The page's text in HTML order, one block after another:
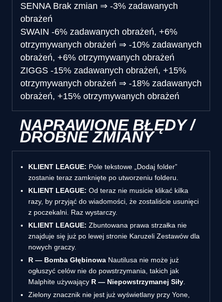
SENNA Brak zmian ⇒ -3% zadawanych
obrażeń
SWAIN -6% zadawanych obrażeń, +6%
otrzymywanych obrażeń ⇒ -10% zadawanych
obrażeń, +6% otrzymywanych obrażeń
ZIGGS -15% zadawanych obrażeń, +15%
otrzymywanych obrażeń ⇒ -18% zadawanych
obrażeń, +15% otrzymywanych obrażeń
NAPRAWIONE BŁĘDY /
DROBNE ZMIANY
KLIENT LEAGUE: Pole tekstowe „Dodaj folder”
zostanie teraz zamknięte po utworzeniu folderu.
KLIENT LEAGUE: Od teraz nie musicie klikać kilka
razy, by przyjąć do wiadomości, że zostaliście usunięci
z poczekalni. Raz wystarczy.
KLIENT LEAGUE: Zbuntowana prawa strzałka nie
znajduje się już po lewej stronie Karuzeli Zestawów dla
nowych graczy.
R — Bomba Głębinowa Nautilusa nie może już
ogłuszyć celów nie do powstrzymania, takich jak
Malphite używający R — Niepowstrzymanej Siły
Zielony znacznik nie jest już wyświetlany przy Yone,